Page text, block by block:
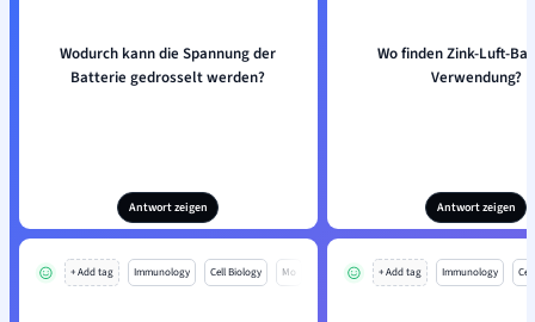
Wodurch kann die Spannung der
Batterie gedrosselt werden?
Antwort zeigen
Wo finden Zink-Luft-
Verwendung?
Antwort zeigen
+ Add tag Immunology Cell Biology Mo + Add tag Immunology